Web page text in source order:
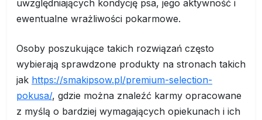
uwzględniających kondycję psa, jego aktywność i
ewentualne wrażliwości pokarmowe.
Osoby poszukujące takich rozwiązań często
wybierają sprawdzone produkty na stronach takich
jak https://smakipsow.pl/premium-selection-
pokusa/, gdzie można znaleźć karmy opracowane
z myślą o bardziej wymagających opiekunach i ich